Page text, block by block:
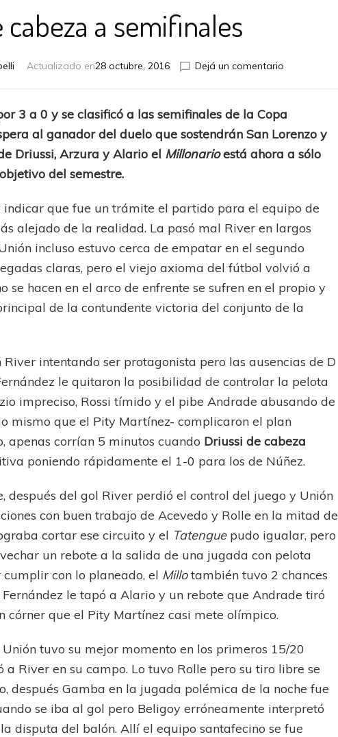
cabeza a semifinales
Actualizado en28 octubre, 2016 Dejá un comentarioen
semifinales
3 a 0 y se clasificó a las semifinales de la Copa
al ganador del duelo que sostendrán San Lorenzo y
Driussi, Arzura y Alario el Millonarioestá ahora a sólo
del semestre.
indicar que fue un trámite el partido para el equipo de
alejado de la realidad. La pasó mal River en largos
incluso estuvo cerca de empatar en el segundo
claras, pero el viejo axioma del fútbol volvió a
se hacen en el arco de enfrente se sufren en el propio y
de la contundente victoria del conjunto de la
intentando ser protagonista pero las ausencias de D
le quitaron la posibilidad de controlar la pelota
impreciso, Rossi tímido y el pibe Andrade abusando de
mismo que el Pity Martínez- complicaron el plan
apenas corrían 5 minutos cuando Driussi de cabeza
poniendo rápidamente el 1-0 para los de Núñez.
después del gol River perdió el control del juego y Unión
con buen trabajo de Acevedo y Rolle en la mitad de
cortar ese circuito y el Tatenguepudo igualar, pero
un rebote a la salida de una jugada con pelota
con lo planeado, el Millotambién tuvo 2 chances
le tapó a Alario y un rebote que Andrade tiró
córner que el Pity Martínez casi mete olímpico.
tuvo su mejor momento en los primeros 15/20
a River en su campo. Lo tuvo Rolle pero su tiro libre se
después Gamba en la jugada polémica de la noche fue
se iba al gol pero Beligoy erróneamente interpretó
disputa del balón. Allí el equipo santafecino se fue